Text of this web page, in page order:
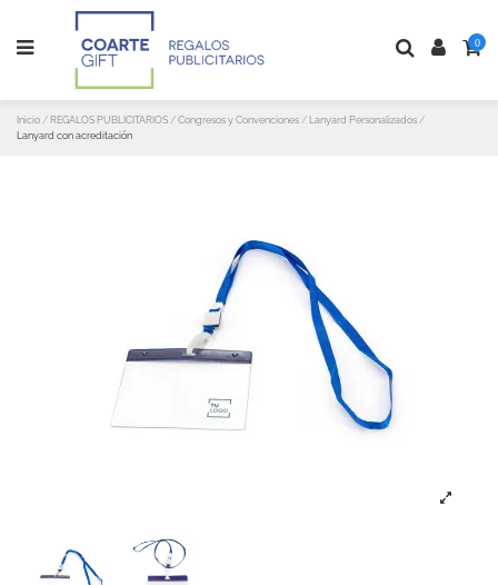
0
Inicio REGALOS PUBLICITARIOS Congresos y Convenciones
Lanyard Personalizados
Lanyard con acreditación